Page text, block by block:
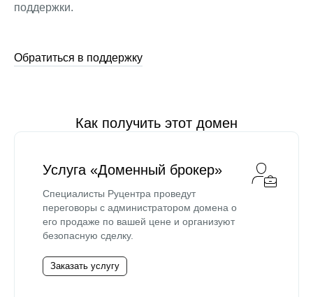
поддержки.
Обратиться в поддержку
Как получить этот домен
Услуга «Доменный брокер»
Специалисты Руцентра проведут
переговоры с администратором домена о
его продаже по вашей цене и организуют
безопасную сделку.
Заказать услугу